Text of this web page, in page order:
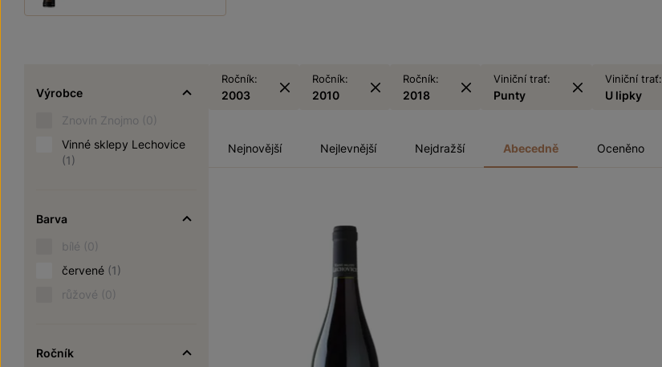
Výrobce
Znovín Znojmo (0)
Vinné sklepy Lechovice
(1)
Barva
bílé (0)
červené (1)
růžové (0)
Ročník
Ročník:
2003
Ročník:
2010
Ročník:
2018
Viniční trať:
Punty
Viniční trať:
U lipky
Nejnovější Nejlevnější Nejdražší Abecedně Oceněno